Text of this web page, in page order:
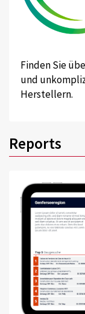
Finden Sie
und
Herstellern.
Reports